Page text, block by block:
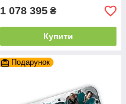
1 078 395 ₴
Купити
Подарунок